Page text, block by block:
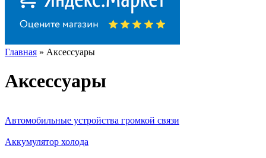
Главная » Аксессуары
Аксессуары
Автомобильные устройства громкой связи
Аккумулятор холода